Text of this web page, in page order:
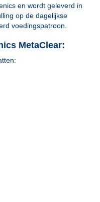
en wordt geleverd in
op de dagelijkse
voedingspatroon.
MetaClear: